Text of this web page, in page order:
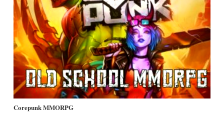
Corepunk MMORPG